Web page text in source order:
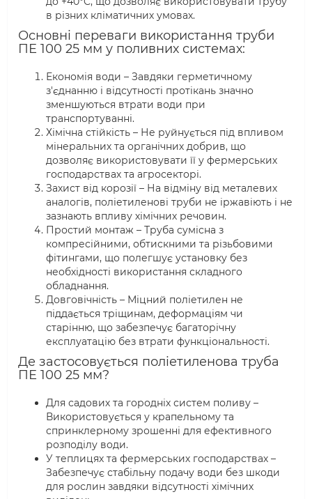
в різних кліматичних умовах.
Основні переваги використання труби
ПЕ 100 25 мм у поливних системах:
Економія води – Завдяки герметичному
з'єднанню і відсутності протікань значно
зменшуються втрати води при
транспортуванні.
Хімічна стійкість – Не руйнується під впливом
мінеральних та органічних добрив, що
дозволяє використовувати її у фермерських
господарствах та агросекторі.
Захист від корозії – На відміну від металевих
аналогів, поліетиленові труби не іржавіють і не
зазнають впливу хімічних речовин.
Простий монтаж – Труба сумісна з
компресійними, обтискними та різьбовими
фітингами, що полегшує установку без
необхідності використання складного
обладнання.
Довговічність – Міцний поліетилен не
піддається тріщинам, деформаціям чи
старінню, що забезпечує багаторічну
експлуатацію без втрати функціональності.
Де застосовується поліетиленова труба
ПЕ 100 25 мм?
Для садових та городніх систем поливу –
Використовується у крапельному та
спринклерному зрошенні для ефективного
розподілу води.
У теплицях та фермерських господарствах –
Забезпечує стабільну подачу води без шкоди
для рослин завдяки відсутності хімічних